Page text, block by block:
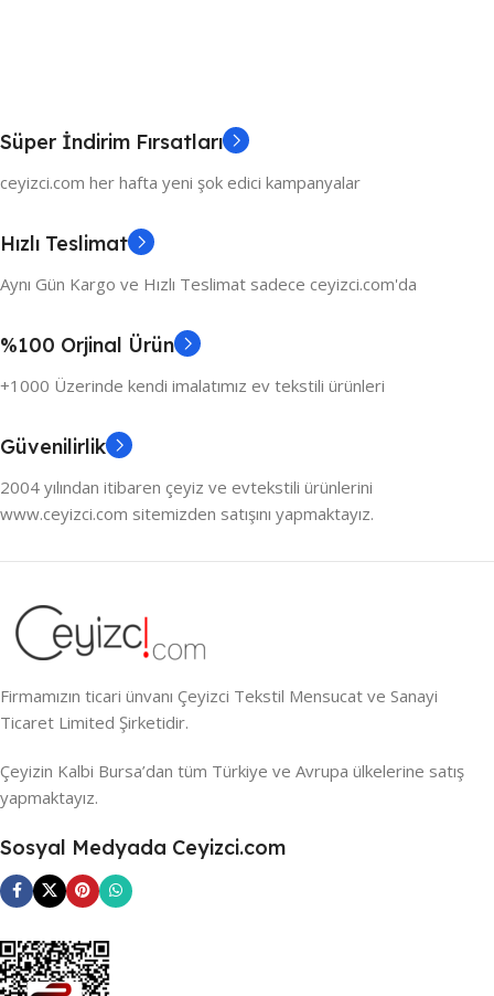
Süper İndirim Fırsatları
ceyizci.com her hafta yeni şok edici kampanyalar
Hızlı Teslimat
Aynı Gün Kargo ve Hızlı Teslimat sadece ceyizci.com'da
%100 Orjinal Ürün
+1000 Üzerinde kendi imalatımız ev tekstili ürünleri
Güvenilirlik
2004 yılından itibaren çeyiz ve evtekstili ürünlerini
www.ceyizci.com sitemizden satışını yapmaktayız.
Firmamızın ticari ünvanı Çeyizci Tekstil Mensucat ve Sanayi
Ticaret Limited Şirketidir.
Çeyizin Kalbi Bursa’dan tüm Türkiye ve Avrupa ülkelerine satış
yapmaktayız.
Sosyal Medyada Ceyizci.com